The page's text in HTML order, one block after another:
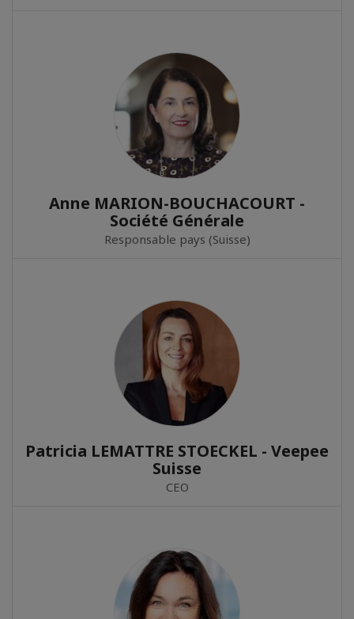
Anne MARION-BOUCHACOURT -
Société Générale
Responsable pays (Suisse)
Patricia LEMATTRE STOECKEL - Veepee
Suisse
CEO